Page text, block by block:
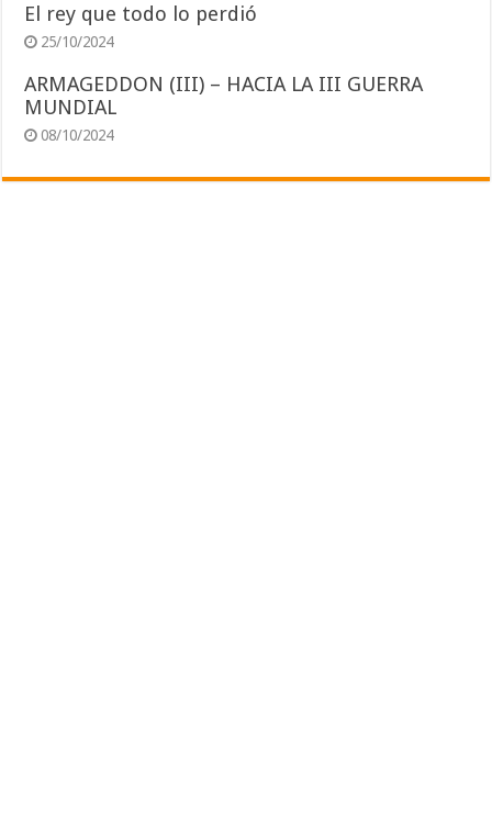
El rey que todo lo perdió
25/10/2024
ARMAGEDDON (III) – HACIA LA III GUERRA
MUNDIAL
08/10/2024